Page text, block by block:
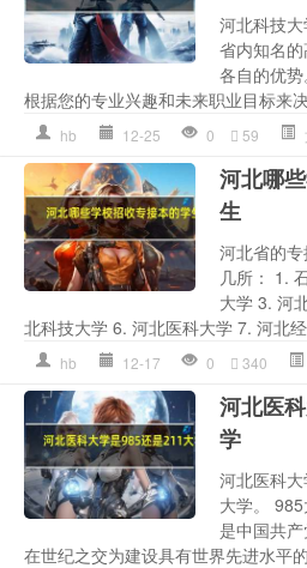
河北科技
省内知名
各自的优
根据您的专业兴趣和未来职业目标来
hb 12-25 0 59
河北哪
生
河北省的
几所： 1.
大学 3. 河
北科技大学 6. 河北医科大学 7. 河北
hb 12-17 0 340
河北医
学
河北医科
大学。
是中国共
在世纪之交为建设具有世界先进水平